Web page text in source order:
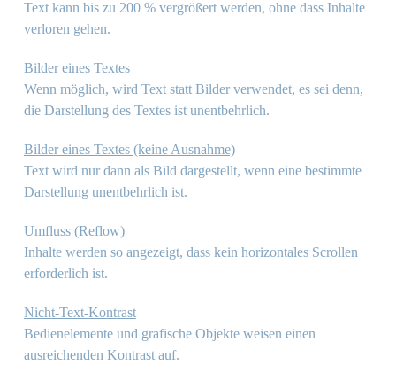
Text kann bis zu 200 % vergrößert werden, ohne dass Inhalte
verloren gehen.
Bilder eines Textes
Wenn möglich, wird Text statt Bilder verwendet, es sei denn,
die Darstellung des Textes ist unentbehrlich.
Bilder eines Textes (keine Ausnahme)
Text wird nur dann als Bild dargestellt, wenn eine bestimmte
Darstellung unentbehrlich ist.
Umfluss (Reflow)
Inhalte werden so angezeigt, dass kein horizontales Scrollen
erforderlich ist.
Nicht-Text-Kontrast
Bedienelemente und grafische Objekte weisen einen
ausreichenden Kontrast auf.